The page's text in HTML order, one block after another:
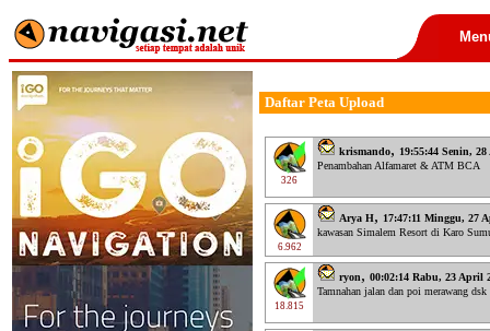
Daftar Peta Upload
326
krismando, 19:55:44 Senin,
Penambahan Alfamaret & ATM BCA
6.962
Arya H, 17:47:11 Minggu, 27
kawasan Simalem Resort di Karo
18.815
ryon, 00:02:14 Rabu, 23 April
Tamnahan jalan dan poi merawang